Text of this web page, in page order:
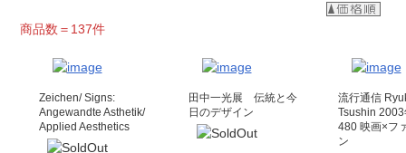
商品数＝137件
Zeichen/ Signs:
Angewandte Asthetik/
Applied Aesthetics
田中一光展 伝統と今
日のデザイン
流行通信
Tsushin
480 映画×フ
ン